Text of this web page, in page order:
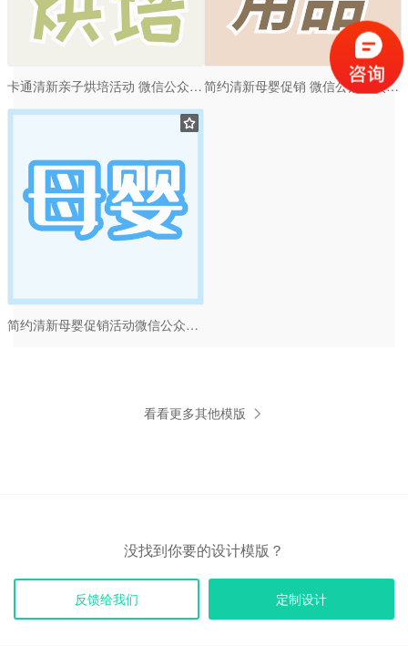
卡通清新亲子烘培活动 微信公众号次图设计 简约清新母婴促销 微信公众号次图设计
简约清新母婴促销活动微信公众号次图设计
看看更多其他模版
没找到你要的设计模版？
反馈给我们 定制设计